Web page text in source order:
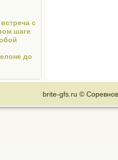
с
шаге
до
brite-gfs.ru ©